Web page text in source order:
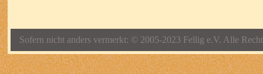
Sofern nicht anders vermerkt: © 2005-2023 Fellig e.V. Alle